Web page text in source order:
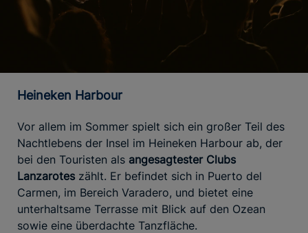
Heineken Harbour
Vor allem im Sommer spielt sich ein großer Teil des
Nachtlebens der Insel im Heineken Harbour ab, der
bei den Touristen als angesagtester Clubs
Lanzarotes zählt. Er befindet sich in Puerto del
Carmen, im Bereich Varadero, und bietet eine
unterhaltsame Terrasse mit Blick auf den Ozean
sowie eine überdachte Tanzfläche.